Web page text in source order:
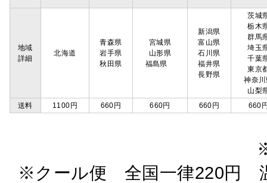
地域
詳細
北海道
青森県
岩手県
秋田県
宮城県
山形県
福島県
新潟県
富山県
石川県
福井県
長野県
茨城
栃木
群馬
埼玉
千葉
東京
神奈
山梨
送料
1100円 660円 660円 660円 660
※クール便 全国一律220円